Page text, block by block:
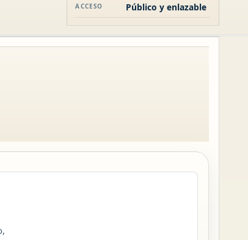
ACCESO Público y enlazable